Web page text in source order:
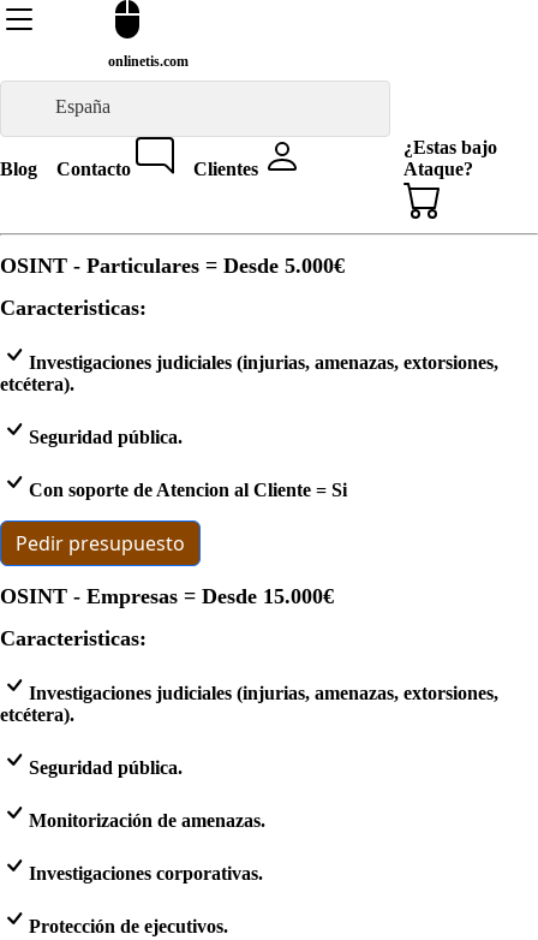
onlinetis.com
España
Blog Contacto Clientes
¿Estas bajo
Ataque?
OSINT - Particulares = Desde 5.000€
Caracteristicas:
Investigaciones judiciales (injurias, amenazas, extorsiones,
etcétera).
Seguridad pública.
Con soporte de Atencion al Cliente = Si
Pedir presupuesto
OSINT - Empresas = Desde 15.000€
Caracteristicas:
Investigaciones judiciales (injurias, amenazas, extorsiones,
etcétera).
Seguridad pública.
Monitorización de amenazas.
Investigaciones corporativas.
Protección de ejecutivos.